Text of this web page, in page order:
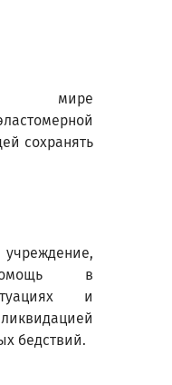
в мире
сохранять
в
и
бедствий.